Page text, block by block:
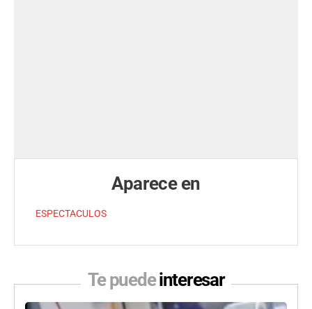
Aparece en
ESPECTACULOS
Te puedeinteresar